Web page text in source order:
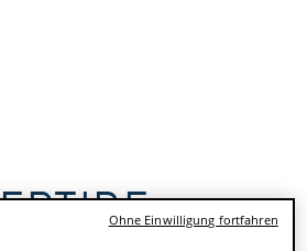
Ohne Einwilligung fortfahren